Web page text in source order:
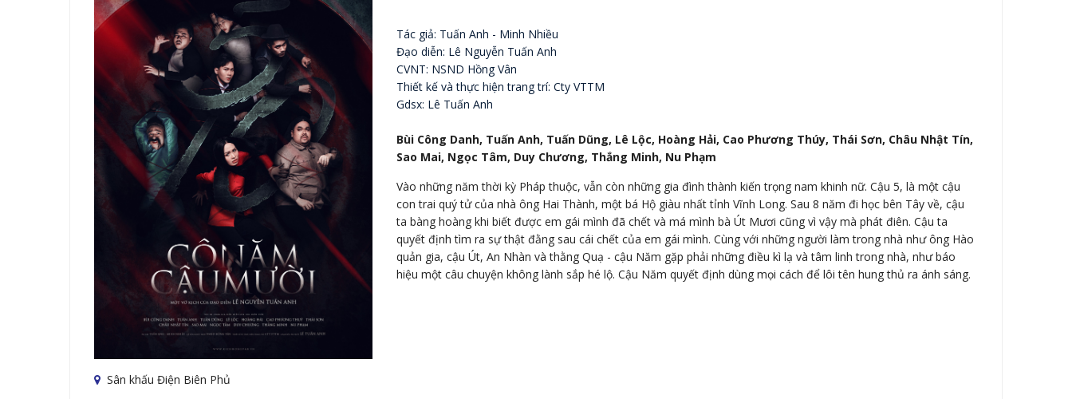
Sân khấu Điện Biên Phủ
Tác giả: Tuấn Anh - Minh Nhiều
Đạo diễn: Lê Nguyễn Tuấn Anh
CVNT: NSND Hồng Vân
Thiết kế và thực hiện trang trí: Cty VTTM
Gdsx: Lê Tuấn Anh
Bùi Công Danh, Tuấn Anh, Tuấn Dũng, Lê Lộc, Hoàng Hải, Cao Phương Thúy, Thái Sơn, Châu Nhật Tín,
Sao Mai, Ngọc Tâm, Duy Chương, Thắng Minh, Nu Phạm
Vào những năm thời kỳ Pháp thuộc, vẫn còn những gia đình thành kiến trọng nam khinh nữ. Cậu 5, là một cậu
con trai quý tử của nhà ông Hai Thành, một bá Hộ giàu nhất tỉnh Vĩnh Long. Sau 8 năm đi học bên Tây về, cậu
ta bàng hoàng khi biết được em gái mình đã chết và má mình bà Út Mươi cũng vì vậy mà phát điên. Cậu ta
quyết định tìm ra sự thật đằng sau cái chết của em gái mình. Cùng với những người làm trong nhà như ông Hào
quản gia, cậu Út, An Nhàn và thằng Quạ - cậu Năm gặp phải những điều kì lạ và tâm linh trong nhà, như báo
hiệu một câu chuyện không lành sắp hé lộ. Cậu Năm quyết định dùng mọi cách để lôi tên hung thủ ra ánh sáng.